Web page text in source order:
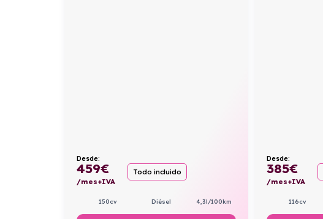
Desde:
459€
/mes+IVA
Todo incluido
150cv Diésel 4,3l/100km
Desde:
385€
/mes+IVA
116cv